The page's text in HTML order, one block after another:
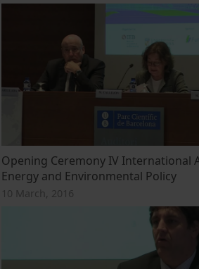
Opening Ceremony IV International
Energy and Environmental Policy
10 March, 2016